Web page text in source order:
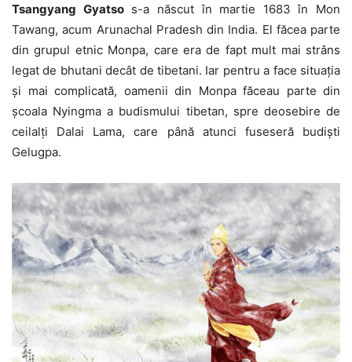
Tsangyang Gyatsos-a născut în martie 1683 în Mon
Tawang, acum Arunachal Pradesh din India. El făcea parte
din grupul etnic Monpa, care era de fapt mult mai strâns
legat de bhutani decât de tibetani. Iar pentru a face situaţia
şi mai complicată, oamenii din Monpa făceau parte din
şcoala Nyingma a budismului tibetan, spre deosebire de
ceilalţi Dalai Lama, care până atunci fuseseră budişti
Gelugpa.